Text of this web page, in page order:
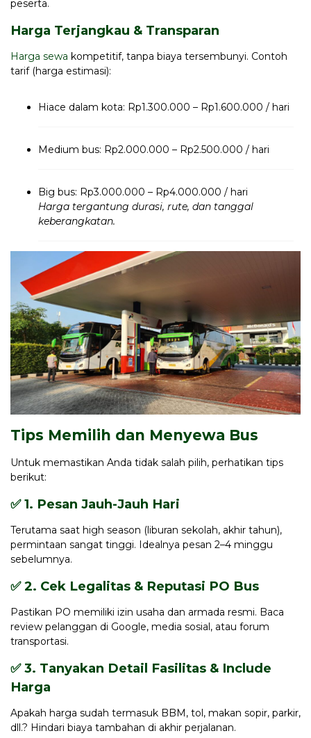
peserta.
Harga Terjangkau & Transparan
Harga sewa kompetitif, tanpa biaya tersembunyi. Contoh
tarif (harga estimasi):
Hiace dalam kota: Rp1.300.000 – Rp1.600.000 / hari
Medium bus: Rp2.000.000 – Rp2.500.000 / hari
Big bus: Rp3.000.000 – Rp4.000.000 / hari
Harga tergantung durasi, rute, dan tanggal
keberangkatan.
Tips Memilih dan Menyewa Bus
Untuk memastikan Anda tidak salah pilih, perhatikan tips
berikut:
✅ 1. Pesan Jauh-Jauh Hari
Terutama saat high season (liburan sekolah, akhir tahun),
permintaan sangat tinggi. Idealnya pesan 2–4 minggu
sebelumnya.
✅ 2. Cek Legalitas & Reputasi PO Bus
Pastikan PO memiliki izin usaha dan armada resmi. Baca
review pelanggan di Google, media sosial, atau forum
transportasi.
✅ 3. Tanyakan Detail Fasilitas & Include
Harga
Apakah harga sudah termasuk BBM, tol, makan sopir, parkir,
dll.? Hindari biaya tambahan di akhir perjalanan.